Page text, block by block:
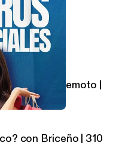
| 302
del terremoto |
con Briceño | 310